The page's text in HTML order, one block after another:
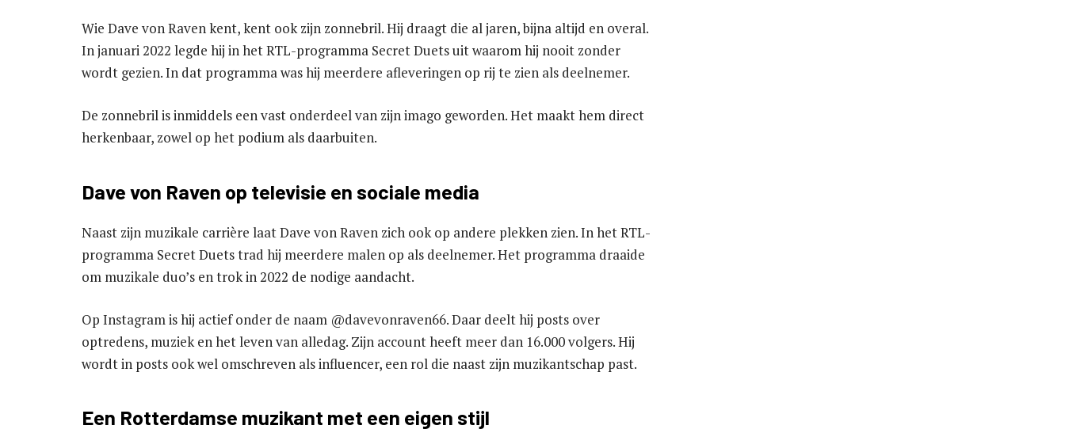
Wie Dave von Raven kent, kent ook zijn zonnebril. Hij draagt die al jaren, bijna altijd en overal.
In januari 2022 legde hij in het RTL-programma Secret Duets uit waarom hij nooit zonder
wordt gezien. In dat programma was hij meerdere afleveringen op rij te zien als deelnemer.
De zonnebril is inmiddels een vast onderdeel van zijn imago geworden. Het maakt hem direct
herkenbaar, zowel op het podium als daarbuiten.
Dave von Raven op televisie en sociale media
Naast zijn muzikale carrière laat Dave von Raven zich ook op andere plekken zien. In het RTL-
programma Secret Duets trad hij meerdere malen op als deelnemer. Het programma draaide
om muzikale duo’s en trok in 2022 de nodige aandacht.
Op Instagram is hij actief onder de naam @davevonraven66. Daar deelt hij posts over
optredens, muziek en het leven van alledag. Zijn account heeft meer dan 16.000 volgers. Hij
wordt in posts ook wel omschreven als influencer, een rol die naast zijn muzikantschap past.
Een Rotterdamse muzikant met een eigen stijl